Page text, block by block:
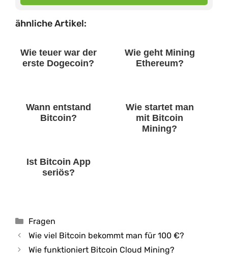
ähnliche Artikel:
Wie teuer war der
erste Dogecoin?
Wie geht Mining
Ethereum?
Wann entstand
Bitcoin?
Wie startet man
mit Bitcoin
Mining?
Ist Bitcoin App
seriös?
Kategorien
Fragen
Wie viel Bitcoin bekommt man für 100 €?
Wie funktioniert Bitcoin Cloud Mining?